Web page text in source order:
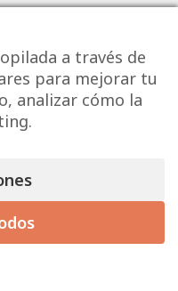
S.L.
a través de
para mejorar tu
analizar cómo la